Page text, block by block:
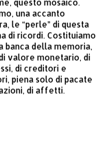
questo mosaico.
una accanto
le “perle” di questa
di ricordi. Costituiamo
banca della memoria,
valore monetario, di
di creditori e
piena solo di pacate
di affetti.